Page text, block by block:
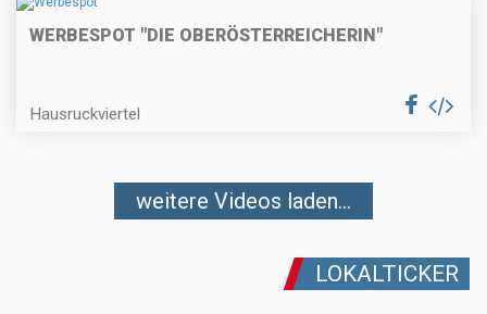
WERBESPOT "DIE OBERÖSTERREICHERIN"
Hausruckviertel
weitere Videos laden...
LOKALTICKER